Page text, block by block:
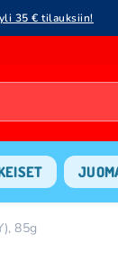
35 € tilauksiin!
85g